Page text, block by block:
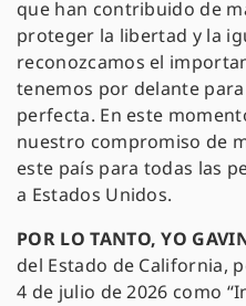
que han contribuido de
proteger la libertad y la
reconozcamos el
tenemos por delante
perfecta. En este
nuestro compromiso de
este país para todas las
a Estados Unidos.
POR LO TANTO, YO
del Estado de California,
4 de julio de 2026 como